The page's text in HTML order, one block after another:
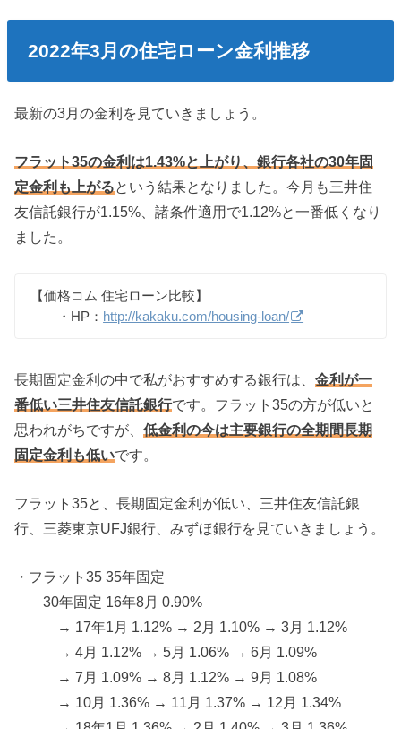
2022年3月の住宅ローン金利推移
最新の3月の金利を見ていきましょう。
フラット35の金利は1.43%と上がり、銀行各社の30年固
定金利も上がるという結果となりました。今月も三井住
友信託銀行が1.15%、諸条件適用で1.12%と一番低くなり
ました。
【価格コム 住宅ローン比較】
・HP： http://kakaku.com/housing-loan/
長期固定金利の中で私がおすすめする銀行は、金利が一
番低い三井住友信託銀行です。フラット35の方が低いと
思われがちですが、低金利の今は主要銀行の全期間長期
固定金利も低いです。
フラット35と、長期固定金利が低い、三井住友信託銀
行、三菱東京UFJ銀行、みずほ銀行を見ていきましょう。
・フラット35 35年固定
30年固定 16年8月 0.90%
→ 17年1月 1.12% → 2月 1.10% → 3月 1.12%
→ 4月 1.12% → 5月 1.06% → 6月 1.09%
→ 7月 1.09% → 8月 1.12% → 9月 1.08%
→ 10月 1.36% → 11月 1.37% → 12月 1.34%